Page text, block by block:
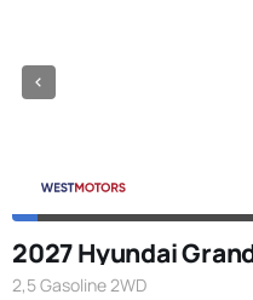
2027 Hyundai
2,5 Gasoline 2WD